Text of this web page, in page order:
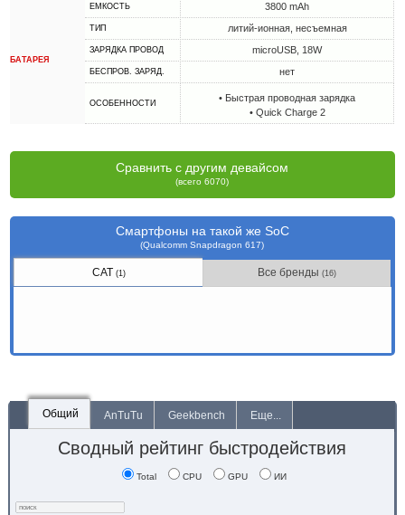
БАТАРЕЯ
ЕМКОСТЬ 3800 mAh
ТИП литий-ионная, несъемная
ЗАРЯДКА ПРОВОД microUSB, 18W
БЕСПРОВ. ЗАРЯД. нет
ОСОБЕННОСТИ
• Быстрая проводная зарядка
• Quick Charge 2
Сравнить с другим девайсом
(всего 6070)
Смартфоны на такой же SoC
(Qualcomm Snapdragon 617)
CAT (1) Все бренды(16)
Общий AnTuTu Geekbench Еще...
Сводный рейтинг быстродействия
Total CPU GPU ИИ